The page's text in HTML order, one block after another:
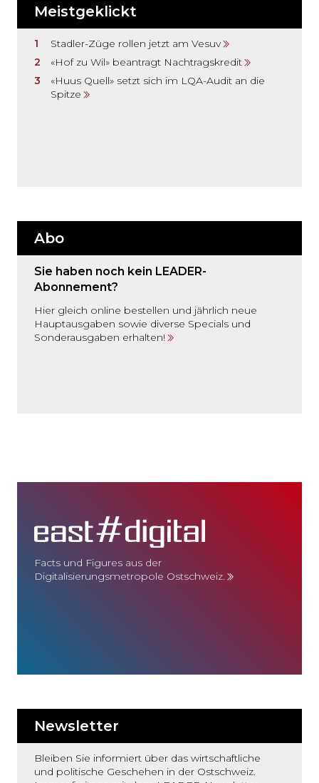
Meistgeklickt
Stadler-Züge rollen jetzt am Vesuv
«Hof zu Wil» beantragt Nachtragskredit
«Huus Quell» setzt sich im LQA-Audit an die
Spitze
Abo
Sie haben noch kein LEADER-
Abonnement?
Hier gleich online bestellen und jährlich neue
Hauptausgaben sowie diverse Specials und
Sonderausgaben erhalten!
Facts und Figures aus der
Digitalisierungsmetropole Ostschweiz.
Newsletter
Bleiben Sie informiert über das wirtschaftliche
und politische Geschehen in der Ostschweiz.